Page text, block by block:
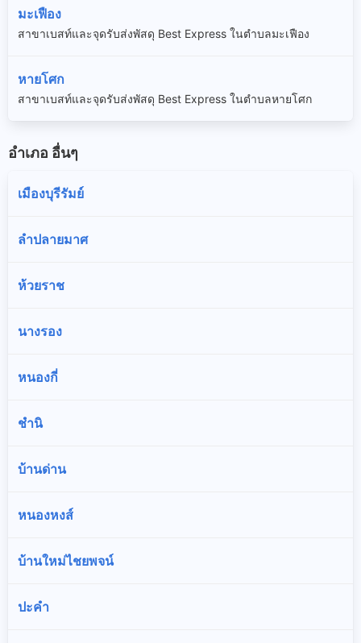
มะเฟือง
สาขาเบสท์และจุดรับส่งพัสดุ Best Express ในตำบลมะเฟือง
หายโศก
สาขาเบสท์และจุดรับส่งพัสดุ Best Express ในตำบลหายโศก
อำเภอ อื่นๆ
เมืองบุรีรัมย์
ลำปลายมาศ
ห้วยราช
นางรอง
หนองกี่
ชำนิ
บ้านด่าน
หนองหงส์
บ้านใหม่ไชยพจน์
ปะคำ